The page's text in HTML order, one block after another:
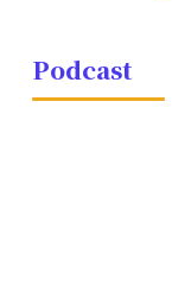
Podcast